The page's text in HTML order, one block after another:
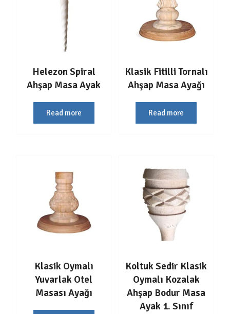
Helezon Spiral
Ahşap Masa Ayak
Read more
Klasik Fitilli Tornalı
Ahşap Masa Ayağı
Read more
Klasik Oymalı
Yuvarlak Otel
Masası Ayağı
Koltuk Sedir Klasik
Oymalı Kozalak
Ahşap Bodur Masa
Ayak 1. Sınıf